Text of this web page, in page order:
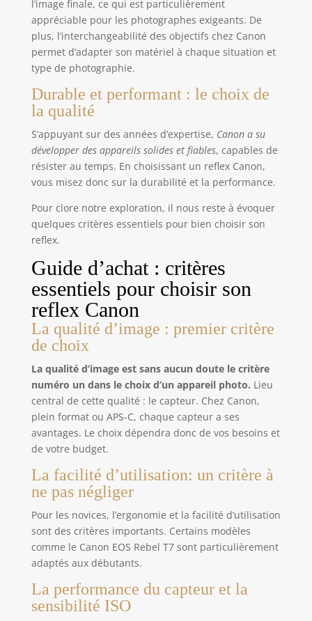
l’image finale, ce qui est particulièrement
appréciable pour les photographes exigeants. De
plus, l’interchangeabilité des objectifs chez Canon
permet d’adapter son matériel à chaque situation et
type de photographie.
Durable et performant : le choix de
la qualité
S’appuyant sur des années d’expertise, Canon a su
développer des appareils solides et fiables, capables de
résister au temps. En choisissant un reflex Canon,
vous misez donc sur la durabilité et la performance.
Pour clore notre exploration, il nous reste à évoquer
quelques critères essentiels pour bien choisir son
reflex.
Guide d’achat : critères
essentiels pour choisir son
reflex Canon
La qualité d’image : premier critère
de choix
La qualité d’image est sans aucun doute le critère
numéro un dans le choix d’un appareil photo. Lieu
central de cette qualité : le capteur. Chez Canon,
plein format ou APS-C, chaque capteur a ses
avantages. Le choix dépendra donc de vos besoins et
de votre budget.
La facilité d’utilisation: un critère à
ne pas négliger
Pour les novices, l’ergonomie et la facilité d’utilisation
sont des critères importants. Certains modèles
comme le Canon EOS Rebel T7 sont particulièrement
adaptés aux débutants.
La performance du capteur et la
sensibilité ISO